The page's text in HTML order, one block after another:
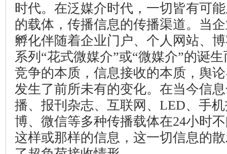
时代。在泛媒介时代，一切皆有可
的载体，传播信息的传播渠道。当
孵化伴随着企业门户、个人网站、
系列“花式微媒介”或“微媒介”的诞
竞争的本质，信息接收的本质，舆
发生了前所未有的变化。在当今信
播、报刊杂志、互联网、 LED、手
博、微信等多种传播载体在24小时
这样或那样的信息，这一切信息的